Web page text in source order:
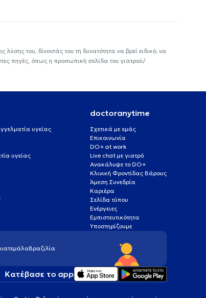
του, δίνοντάς του τη δυνατότητα να βρεί ειδικό, να
πηγές, όπως η προσωπική σελίδα του γιατρού/
υγείας
υγείας
doctoranytime
Σχετικά με εμάς
Επικοινωνία
DO+ at work
Live chat με γιατρό
Ανακάλυψε το DO+
Κλινική Φροντίδας Βάρους
Άμεση Συνεδρία
Καριέρα
Σελίδα τύπου
Ενέργειες
Εμπιστευτικότητα
Υποστηρίζουμε
Βραζιλία
Κατέβασε το app